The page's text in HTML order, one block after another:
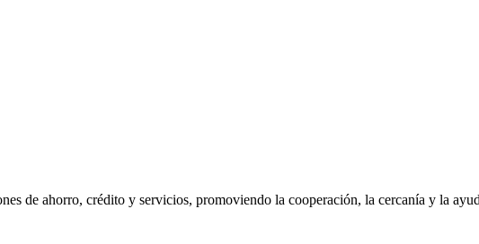
de ahorro, crédito y servicios, promoviendo la cooperación, la cercanía y la